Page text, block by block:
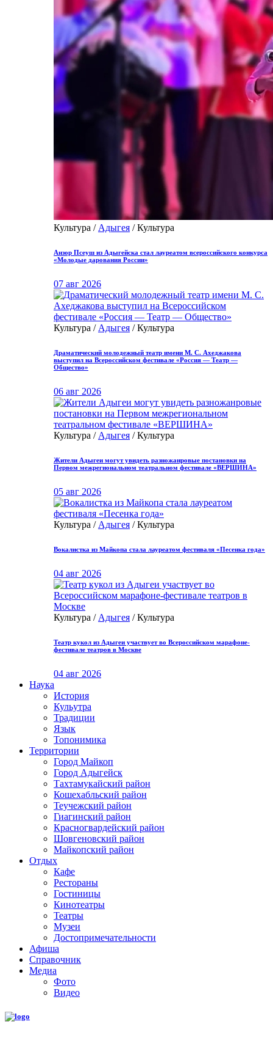
Культура / Адыгея / Культура
Анзор Псеуш из Адыгейска стал лауреатом всероссийского конкурса
«Молодые дарования России»
07 авг 2026
Культура / Адыгея / Культура
Драматический молодежный театр имени М. С. Ахеджакова
выступил на Всероссийском фестивале «Россия — Театр —
Общество»
06 авг 2026
Культура / Адыгея / Культура
Жители Адыгеи могут увидеть разножанровые постановки на
Первом межрегиональном театральном фестивале «ВЕРШИНА»
05 авг 2026
Культура / Адыгея / Культура
Вокалистка из Майкопа стала лауреатом фестиваля «Песенка года»
04 авг 2026
Культура / Адыгея / Культура
Театр кукол из Адыгеи участвует во Всероссийском марафоне-
фестивале театров в Москве
04 авг 2026
Наука
История
Кульутра
Традиции
Язык
Топонимика
Территории
Город Майкоп
Город Адыгейск
Тахтамукайский район
Кошехабльский район
Теучежский район
Гиагинский район
Красногвардейский район
Шовгеновский район
Майкопский район
Отдых
Кафе
Рестораны
Гостиницы
Кинотеатры
Театры
Музеи
Достопримечательности
Афиша
Справочник
Медиа
Фото
Видео